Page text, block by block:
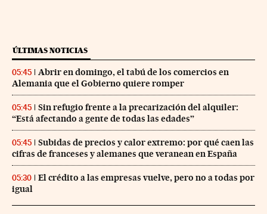
ÚLTIMAS NOTICIAS
05:45
Abrir en domingo, el tabú de los comercios en
Alemania que el Gobierno quiere romper
05:45
Sin refugio frente a la precarización del alquiler:
“Está afectando a gente de todas las edades”
05:45
Subidas de precios y calor extremo: por qué caen las
cifras de franceses y alemanes que veranean en España
05:30
El crédito a las empresas vuelve, pero no a todas por
igual